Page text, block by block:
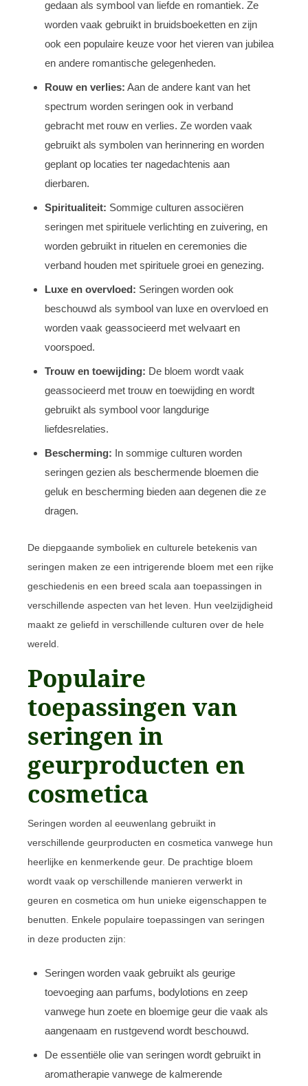
gedaan als symbool van liefde en romantiek. Ze
worden vaak gebruikt in bruidsboeketten en zijn
ook een populaire keuze voor het vieren van jubilea
en andere romantische gelegenheden.
Rouw en verlies: Aan de andere kant van het
spectrum worden seringen ook in verband
gebracht met rouw en verlies. Ze worden vaak
gebruikt als symbolen van herinnering en worden
geplant op locaties ter nagedachtenis aan
dierbaren.
Spiritualiteit: Sommige culturen associëren
seringen met spirituele verlichting en zuivering, en
worden gebruikt in rituelen en ceremonies die
verband houden met spirituele groei en genezing.
Luxe en overvloed: Seringen worden ook
beschouwd als symbool van luxe en overvloed en
worden vaak geassocieerd met welvaart en
voorspoed.
Trouw en toewijding: De bloem wordt vaak
geassocieerd met trouw en toewijding en wordt
gebruikt als symbool voor langdurige
liefdesrelaties.
Bescherming: In sommige culturen worden
seringen gezien als beschermende bloemen die
geluk en bescherming bieden aan degenen die ze
dragen.
De diepgaande symboliek en culturele betekenis van
seringen maken ze een intrigerende bloem met een rijke
geschiedenis en een breed scala aan toepassingen in
verschillende aspecten van het leven. Hun veelzijdigheid
maakt ze geliefd in verschillende culturen over de hele
wereld.
Populaire
toepassingen van
seringen in
geurproducten en
cosmetica
Seringen worden al eeuwenlang gebruikt in
verschillende geurproducten en cosmetica vanwege hun
heerlijke en kenmerkende geur. De prachtige bloem
wordt vaak op verschillende manieren verwerkt in
geuren en cosmetica om hun unieke eigenschappen te
benutten. Enkele populaire toepassingen van seringen
in deze producten zijn:
Seringen worden vaak gebruikt als geurige
toevoeging aan parfums, bodylotions en zeep
vanwege hun zoete en bloemige geur die vaak als
aangenaam en rustgevend wordt beschouwd.
De essentiële olie van seringen wordt gebruikt in
aromatherapie vanwege de kalmerende